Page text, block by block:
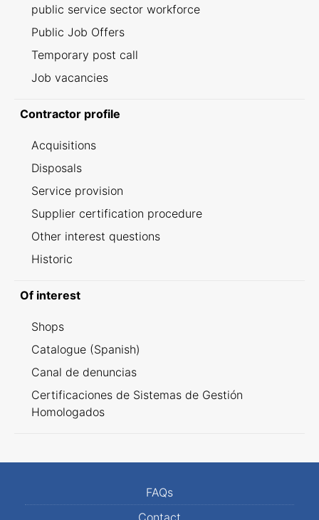
public service sector workforce
Public Job Offers
Temporary post call
Job vacancies
Contractor profile
Acquisitions
Disposals
Service provision
Supplier certification procedure
Other interest questions
Historic
Of interest
Shops
Catalogue (Spanish)
Canal de denuncias
Certificaciones de Sistemas de Gestión
Homologados
FAQs
Contact